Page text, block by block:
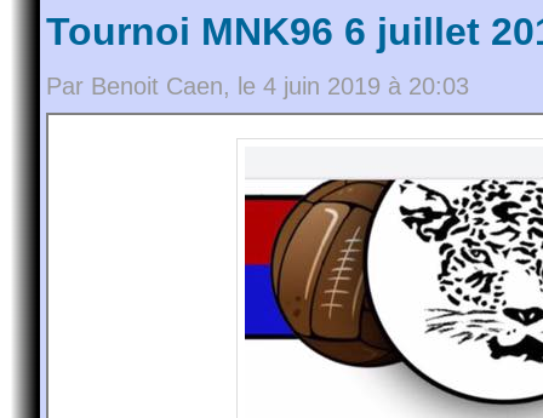
Tournoi MNK96 6 juillet
Par Benoit Caen, le 4 juin 2019 à 20:03